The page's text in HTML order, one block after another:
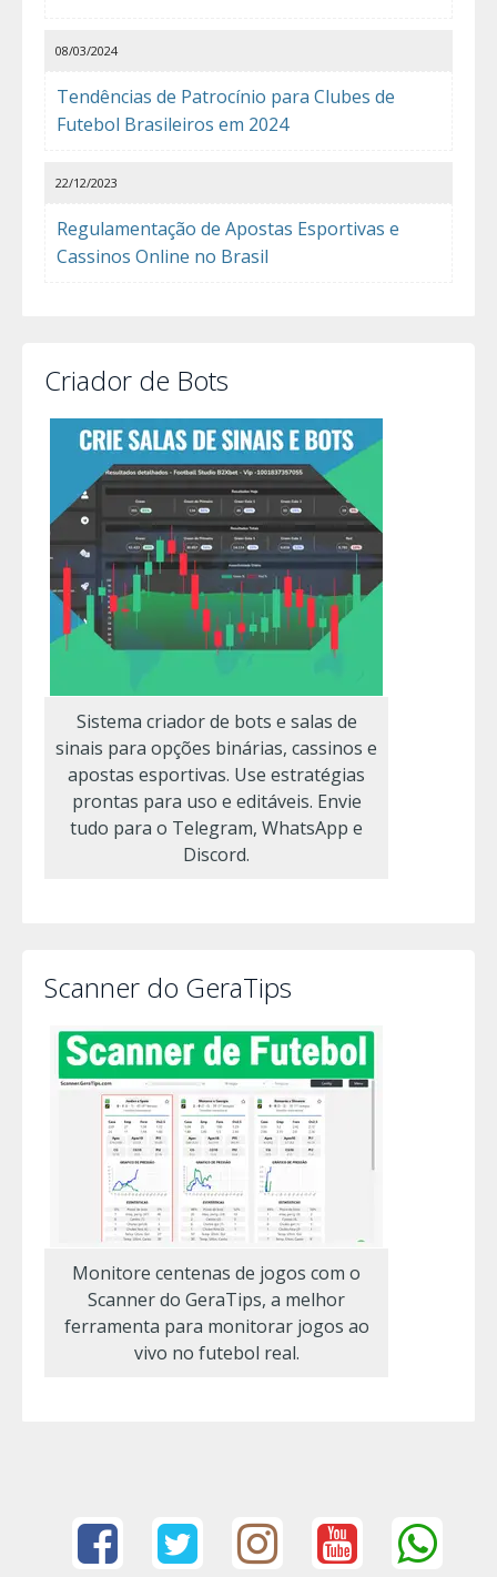
Tendências de Patrocínio para Clubes de
Futebol Brasileiros em 2024
08/03/2024
Regulamentação de Apostas Esportivas e
Cassinos Online no Brasil
22/12/2023
Criador de Bots
Sistema criador de bots e salas de
sinais para opções binárias, cassinos e
apostas esportivas. Use estratégias
prontas para uso e editáveis. Envie
tudo para o Telegram, WhatsApp e
Discord.
Scanner do GeraTips
Monitore centenas de jogos com o
Scanner do GeraTips, a melhor
ferramenta para monitorar jogos ao
vivo no futebol real.